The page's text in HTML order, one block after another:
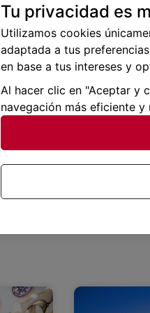
Tu privacidad es
Utilizamos cookies
adaptada a tus
en base a tus intereses y
Al hacer clic en "Aceptar y
navegación más eficiente y